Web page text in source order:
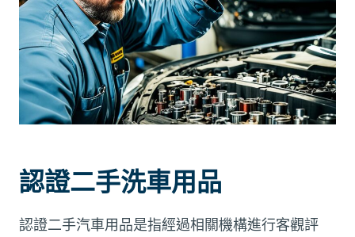
認證二手洗車用品
認證二手汽車用品是指經過相關機構進行客觀評